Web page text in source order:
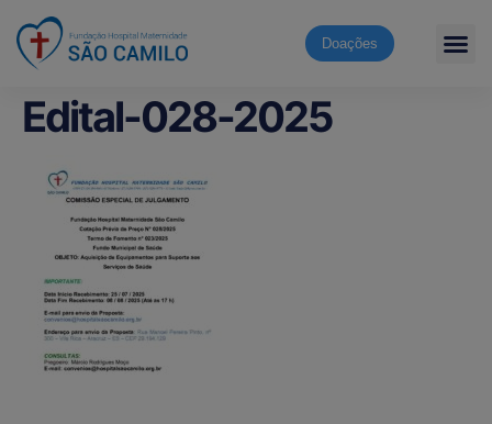
Doações
Edital-028-2025